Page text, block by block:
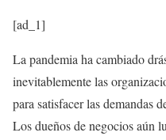
[ad_1]
La pandemia ha cambiado
inevitablemente las
para satisfacer las demandas
Los dueños de negocios aún